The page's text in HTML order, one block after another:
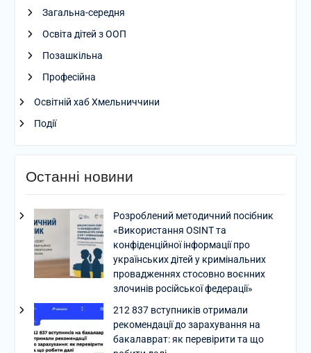
Загальна-середня
Освіта дітей з ООП
Позашкільна
Професійна
Освітній хаб Хмельниччини
Події
Останні новини
Розроблений методичний посібник
«Використання OSINT та
конфіденційної інформації про
українських дітей у кримінальних
провадженнях стосовно воєнних
злочинів російської федерації»
212 837 вступників отримали
рекомендації до зарахування на
бакалаврат: як перевірити та що